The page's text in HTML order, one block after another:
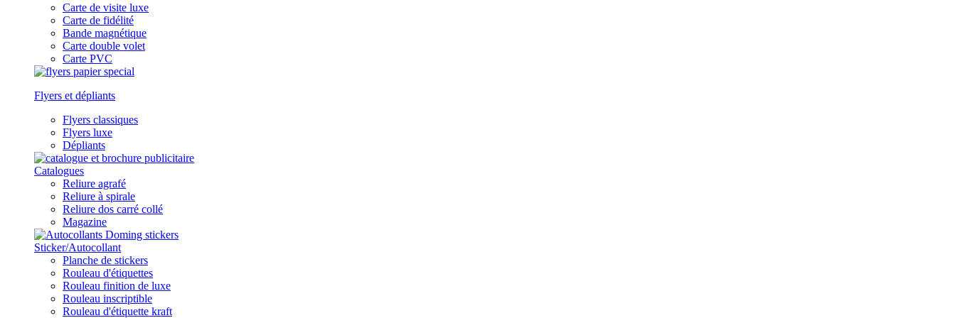
Carte de visite luxe
Carte de fidélité
Bande magnétique
Carte double volet
Carte PVC
Flyers et dépliants
Flyers classiques
Flyers luxe
Dépliants
Catalogues
Reliure agrafé
Reliure à spirale
Reliure dos carré collé
Magazine
Sticker/Autocollant
Planche de stickers
Rouleau d'étiquettes
Rouleau finition de luxe
Rouleau inscriptible
Rouleau d'étiquette kraft